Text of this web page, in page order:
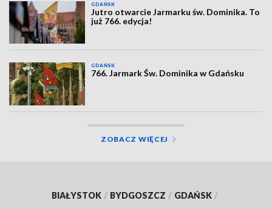
GDAŃSK
Jutro otwarcie Jarmarku św. Dominika. To
już 766. edycja!
GDAŃSK
766. Jarmark Św. Dominika w Gdańsku
ZOBACZ WIĘCEJ
BIAŁYSTOK / BYDGOSZCZ / GDAŃSK /